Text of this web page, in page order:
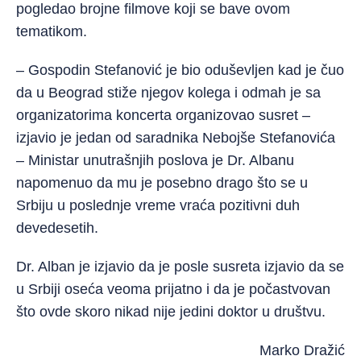
pogledao brojne filmove koji se bave ovom
tematikom.
– Gospodin Stefanović je bio oduševljen kad je čuo
da u Beograd stiže njegov kolega i odmah je sa
organizatorima koncerta organizovao susret –
izjavio je jedan od saradnika Nebojše Stefanovića
– Ministar unutrašnjih poslova je Dr. Albanu
napomenuo da mu je posebno drago što se u
Srbiju u poslednje vreme vraća pozitivni duh
devedesetih.
Dr. Alban je izjavio da je posle susreta izjavio da se
u Srbiji oseća veoma prijatno i da je počastvovan
što ovde skoro nikad nije jedini doktor u društvu.
Marko Dražić